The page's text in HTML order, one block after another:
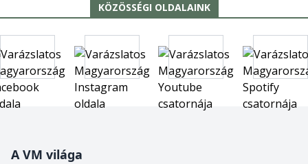
KÖZÖSSÉGI OLDALAINK
A VM világa